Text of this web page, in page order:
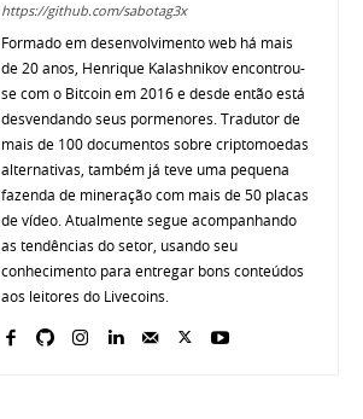
https://github.com/sabotag3x
Formado em desenvolvimento web há mais
de 20 anos, Henrique Kalashnikov encontrou-
se com o Bitcoin em 2016 e desde então está
desvendando seus pormenores. Tradutor de
mais de 100 documentos sobre criptomoedas
alternativas, também já teve uma pequena
fazenda de mineração com mais de 50 placas
de vídeo. Atualmente segue acompanhando
as tendências do setor, usando seu
conhecimento para entregar bons conteúdos
aos leitores do Livecoins.